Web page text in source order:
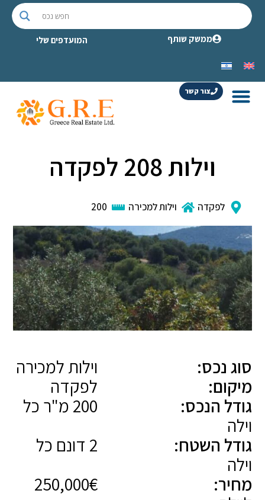
ממשק שותף המועדפים שלי
צור קשר
וילות 208 לפקדה
לפקדה וילות למכירה 200
סוג נכס:
וילות למכירה
מיקום:
לפקדה
גודל הנכס:
200 מ"ר כל
וילה
גודל השטח:
2 דונם כל
וילה
מחיר:
250,000€